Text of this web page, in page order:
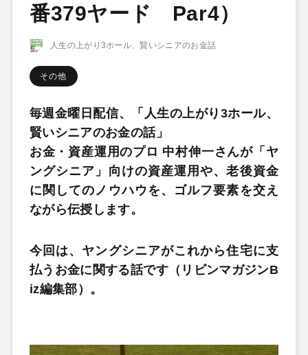
番379ヤード Par4）
人生の上がり3ホール、賢いシニアのお金話
その他
毎週金曜日配信、「人生の上がり3ホール、
賢いシニアのお金の話」
お金・資産運用のプロ 中村伸一さんが「ヤ
ングシニア」向けの資産運用や、老後資金
に関してのノウハウを、ゴルフ要素を交え
ながら伝授します。
今回は、ヤングシニアがこれから住宅に支
払うお金に関する話です（リビンマガジンB
iz編集部）。